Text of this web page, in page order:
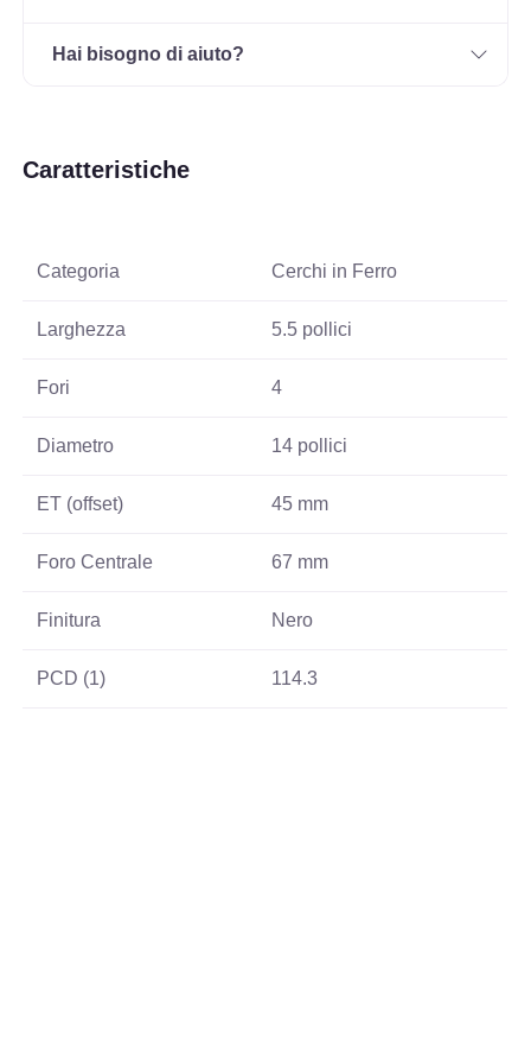
Hai bisogno di aiuto?
Caratteristiche
Categoria Cerchi in Ferro
Larghezza 5.5 pollici
Fori 4
Diametro 14 pollici
ET (offset) 45 mm
Foro Centrale 67 mm
Finitura Nero
PCD (1) 114.3